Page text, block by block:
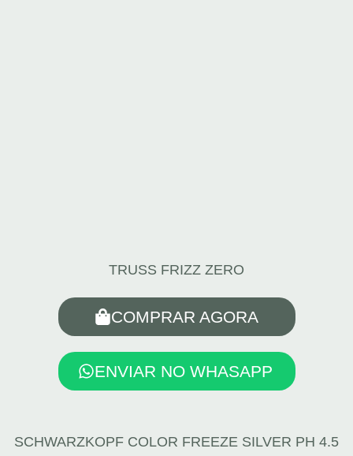
TRUSS FRIZZ ZERO
COMPRAR AGORA
ENVIAR NO WHASAPP
SCHWARZKOPF COLOR FREEZE SILVER PH 4.5